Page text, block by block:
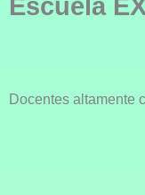
Escuela
Docentes altamente